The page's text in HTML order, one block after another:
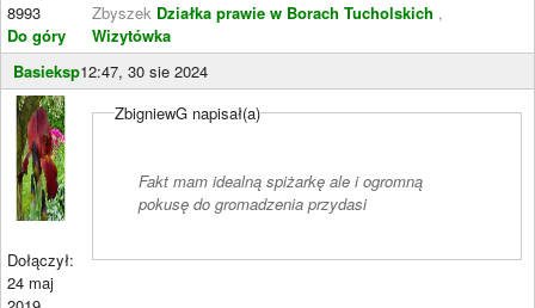
8993
Do góry
Zbyszek Działka prawie w Borach Tucholskich ,
Wizytówka
Basieksp12:47, 30 sie 2024
Dołączył:
24 maj
ZbigniewG napisał(a)
Fakt mam idealną spiżarkę ale i ogromną
pokusę do gromadzenia przydasi